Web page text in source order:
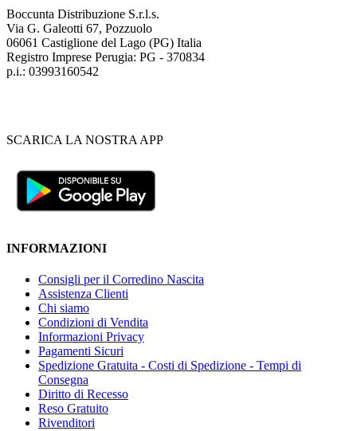
Boccunta Distribuzione S.r.l.s.
Via G. Galeotti 67, Pozzuolo
06061 Castiglione del Lago (PG) Italia
Registro Imprese Perugia: PG - 370834
p.i.: 03993160542
SCARICA LA NOSTRA APP
INFORMAZIONI
Consigli per il Corredino Nascita
Assistenza Clienti
Chi siamo
Condizioni di Vendita
Informazioni Privacy
Pagamenti Sicuri
Spedizione Gratuita - Costi di Spedizione - Tempi di
Consegna
Diritto di Recesso
Reso Gratuito
Rivenditori